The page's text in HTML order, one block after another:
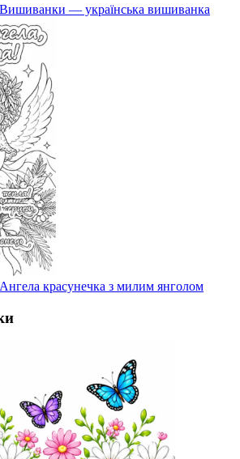
— українська вишиванка
красунечка з милим янголом